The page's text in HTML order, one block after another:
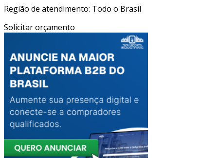
Região de atendimento: Todo o Brasil
Solicitar orçamento